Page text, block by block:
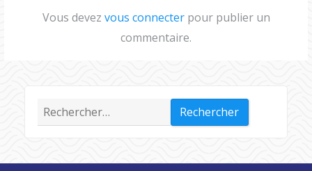
Vous devez vous connecterpour publier un
commentaire.
Rechercher :